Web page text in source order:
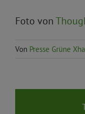
Foto von
Von Presse Grüne